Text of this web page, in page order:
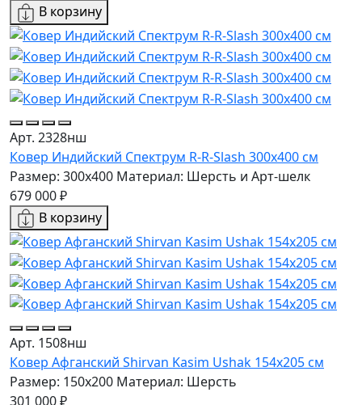
В корзину
Арт. 2328нш
Ковер Индийский Спектрум R-R-Slash 300x400 см
Размер: 300x400 Материал: Шерсть и Арт-шелк
679 000 ₽
В корзину
Арт. 1508нш
Ковер Афганский Shirvan Kasim Ushak 154x205 см
Размер: 150x200 Материал: Шерсть
301 000 ₽